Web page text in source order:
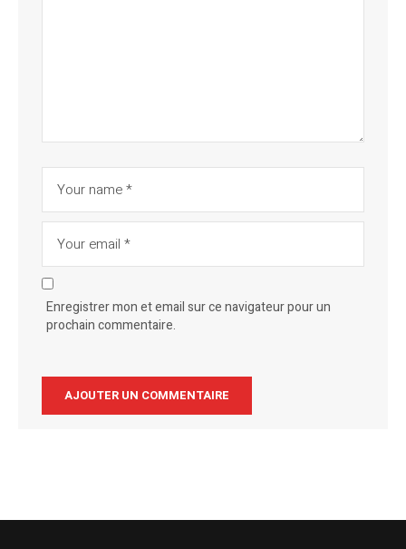
Enregistrer mon et email sur ce navigateur pour un
prochain commentaire.